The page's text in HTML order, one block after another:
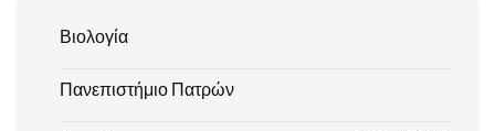
Βιολογία
Πανεπιστήμιο Πατρών